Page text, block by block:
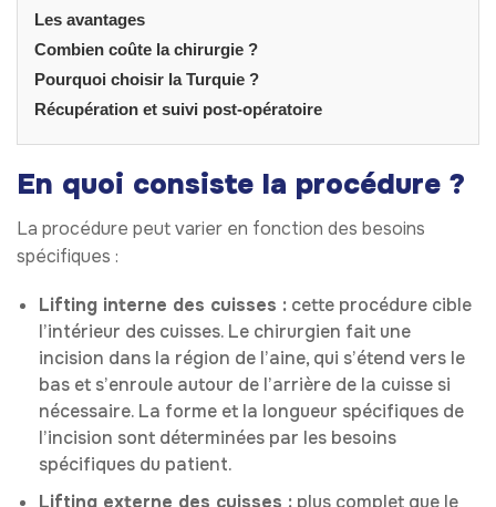
Les avantages
Combien coûte la chirurgie ?
Pourquoi choisir la Turquie ?
Récupération et suivi post-opératoire
En quoi consiste la procédure ?
La procédure peut varier en fonction des besoins
spécifiques :
Lifting interne des cuisses : cette procédure cible
l’intérieur des cuisses. Le chirurgien fait une
incision dans la région de l’aine, qui s’étend vers le
bas et s’enroule autour de l’arrière de la cuisse si
nécessaire. La forme et la longueur spécifiques de
l’incision sont déterminées par les besoins
spécifiques du patient.
Lifting externe des cuisses : plus complet que le